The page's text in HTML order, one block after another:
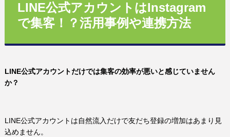
LINE公式アカウントはInstagram
で集客！？活用事例や連携方法
LINE公式アカウントだけでは集客の効率が悪いと感じていません
か？
LINE公式アカウントは自然流入だけで友だち登録の増加はあまり見
込めません。